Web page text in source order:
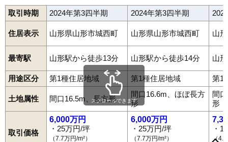
73 白山 22万円 1,531万円 17.2%
74 嶋南 22万円 1,731万円 29.5%
75 平清水 22万円 1,721万円 26.2%
22万円
78 陣場 21万円 1,379万円 18.9%
79 瀬波 21万円 1,340万円 19.8%
80 下条町 21万円 1,517万円 15.1%
鳥居ケ丘 1,571万円 16.9%
嶋北 1,807万円 31.0%
取引時期 2024年第3四半期 2024年第3四半期
住居表示 山形県山形市城西町 山形県山形市城西町 山
最寄駅 山形駅から徒歩13分 山形駅から徒歩14分 山
用途区分 第1種住居地域 第1種住居地域 第1
土地属性 間口16.5m、長方形
間口16.6m、ほぼ長方
形
間
形
取引価格
6,000万円
・25万円/坪
（7.7万円/m²）
6,000万円
・25万円/坪
（7.7万円/m²）
・
（
スクロールできます
相生町青田青田南青野青柳あかねケ丘あこや町旭が丘
あさひ町
荒楯町飯沢飯田飯田西飯塚町五十鈴泉町五日町
今塚鋳物町岩波印役町内表内表東梅野木前漆山上町江俣
円応寺町
大手町大森小立落合町表蔵王篭田風間柏倉春日町
上桜田上反田上柳神尾
北山形木の実町清住町切畑久保田黒沢江南黄金小姓町
寿町小荷駄町 蔵王上野蔵王温泉蔵王成沢
蔵王半郷
蔵王山田早乙女 桜田東桜田南
下椹沢
下条町下東山下宝沢 城南町城北町城西町